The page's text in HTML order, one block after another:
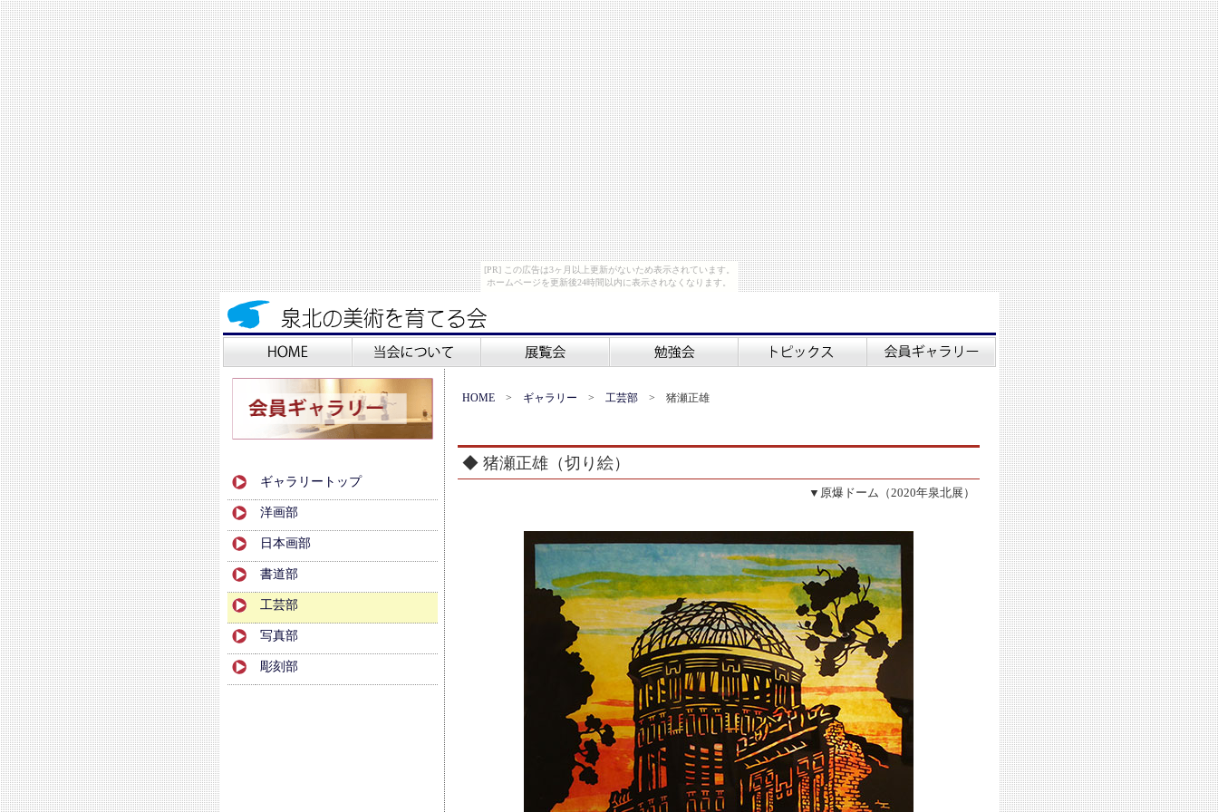
[PR] この広告は3ヶ月以上更新がないため表示されています。
ホームページを更新後24時間以内に表示されなくなります。
ギャラリートップ
洋画部
日本画部
書道部
工芸部
写真部
彫刻部
HOME> ギャラリー > 工芸部> 猪瀬正雄
◆ 猪瀬正雄（切り絵）
▼原爆ドーム（2020年泉北展）